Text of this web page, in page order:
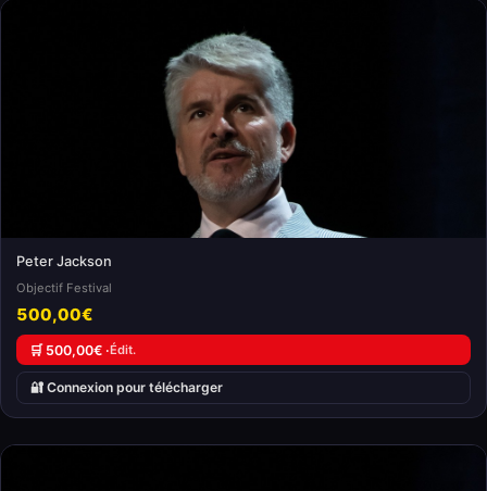
Peter Jackson
Objectif Festival
500,00€
🛒 500,00€ ·Édit.
🔐 Connexion pour télécharger